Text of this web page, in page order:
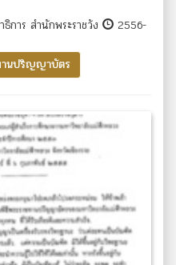
ธิการ สำนักพระราชวัง
2556-
านปริญญาบัตร